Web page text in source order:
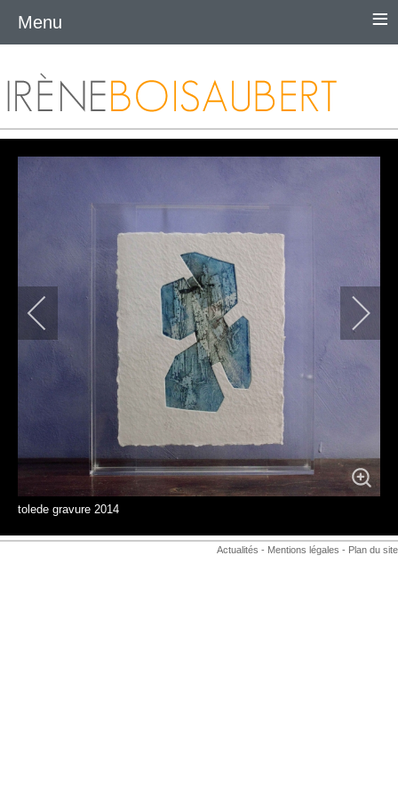
tolede gravure 2014
Actualités - Mentions légales - Plan du site
Menu ≡